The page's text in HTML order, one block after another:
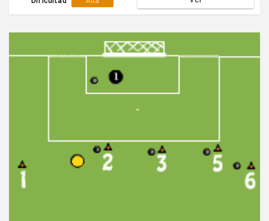
ofensiva.Los atacantes tienen posibilidad de combinar